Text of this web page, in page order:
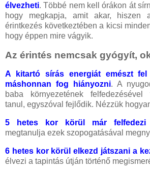
élvezheti. Többé nem kell órákon át
hogy megkapja, amit akar, hiszen
érintkezés következtében a kicsi
hogy éppen mire vágyik.
Az érintés nemcsak gyógyít,
A kitartó sírás energiát emészt
máshonnan fog hiányozni. A
baba környezetének felfedezésével
tanul, egyszóval fejlődik. Nézzük
5 hetes kor körül már
megtanulja ezek szopogatásával
6 hetes kor körül elkezd játszani a
élvezi a tapintás útján történő